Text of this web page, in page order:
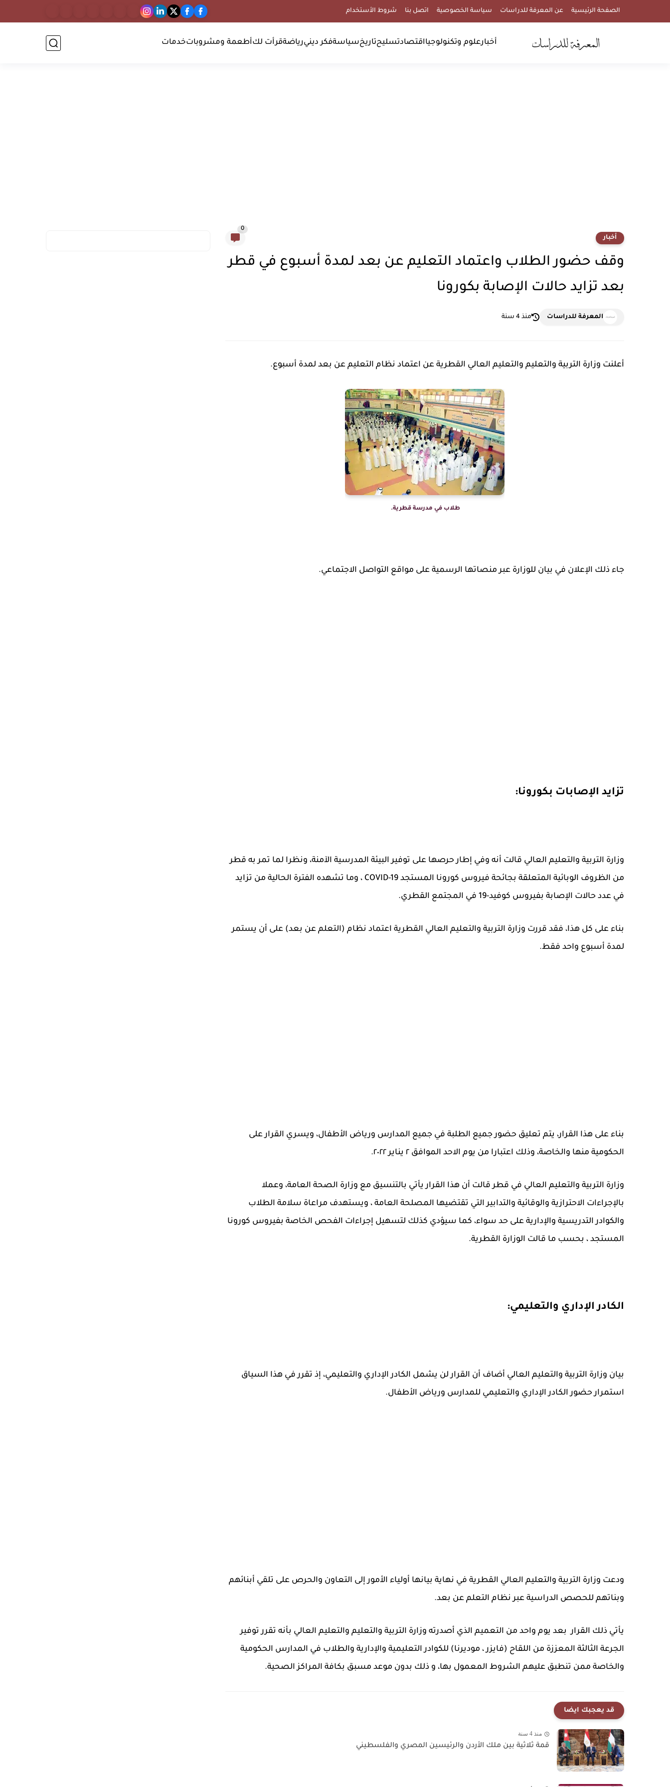
الصفحة الرئيسية عن المعرفة للدراسات سياسة الخصوصية اتصل بنا شروط الأستخدام
أخبارعلوم وتكنولوجيااقتصادتسليحتاريخسياسةفكر دينيرياضةقرأت لكأطعمة ومشروباتخدمات
أخبار
0
وقف حضور الطلاب واعتماد التعليم عن بعد لمدة أسبوع في قطر
بعد تزايد حالات الإصابة بكورونا
المعرفة للدراسات منذ 4 سنة
أعلنت وزارة التربية والتعليم والتعليم العالي القطرية عن اعتماد نظام التعليم عن بعد لمدة أسبوع.
طلاب في مدرسة قطرية.
جاء ذلك الإعلان في بيان للوزارة عبر منصاتها الرسمية على مواقع التواصل الاجتماعي.
تزايد الإصابات بكورونا:
وزارة التربية والتعليم العالي قالت أنه وفي إطار حرصها على توفير البيئة المدرسية الآمنة، ونظرا لما تمر به قطر
من الظروف الوبائية المتعلقة بجائحة فيروس كورونا المستجد COVID-19 ، وما تشهده الفترة الحالية من تزايد
في عدد حالات الإصابة بفيروس كوفيد-19 في المجتمع القطري.
بناء على كل هذا، فقد قررت وزارة التربية والتعليم العالي القطرية اعتماد نظام (التعلم عن بعد) على أن يستمر
لمدة أسبوع واحد فقط.
بناء على هذا القرار، يتم تعليق حضور جميع الطلبة في جميع المدارس ورياض الأطفال، ويسري القرار على
الحكومية منها والخاصة، وذلك اعتبارا من يوم الاحد الموافق ٢ يناير ٢٠٢٢.
وزارة التربية والتعليم العالي في قطر قالت أن هذا القرار يأتي بالتنسيق مع وزارة الصحة العامة، وعملا
بالإجراءات الاحترازية والوقائية والتدابير التي تقتضيها المصلحة العامة ، ويستهدف مراعاة سلامة الطلاب
والكوادر التدريسية والإدارية على حد سواء، كما سيؤدي كذلك لتسهيل إجراءات الفحص الخاصة بفيروس كورونا
المستجد ، بحسب ما قالت الوزارة القطرية.
الكادر الإداري والتعليمي:
بيان وزارة التربية والتعليم العالي أضاف أن القرار لن يشمل الكادر الإداري والتعليمي، إذ تقرر في هذا السياق
استمرار حضور الكادر الإداري والتعليمي للمدارس ورياض الأطفال.
ودعت وزارة التربية والتعليم العالي القطرية في نهاية بيانها أولياء الأمور إلى التعاون والحرص على تلقي أبنائهم
وبناتهم للحصص الدراسية عبر نظام التعلم عن بعد.
يأتي ذلك القرار بعد يوم واحد من التعميم الذي أصدرته وزارة التربية والتعليم والتعليم العالي بأنه تقرر توفير
الجرعة الثالثة المعززة من اللقاح (فايزر ، موديرنا) للكوادر التعليمية والإدارية والطلاب في المدارس الحكومية
والخاصة ممن تنطبق عليهم الشروط المعمول بها، و ذلك بدون موعد مسبق بكافة المراكز الصحية.
قد يعجبك ايضا
منذ 4 سنة
قمة ثلاثية بين ملك الأردن والرئيسين المصري والفلسطيني